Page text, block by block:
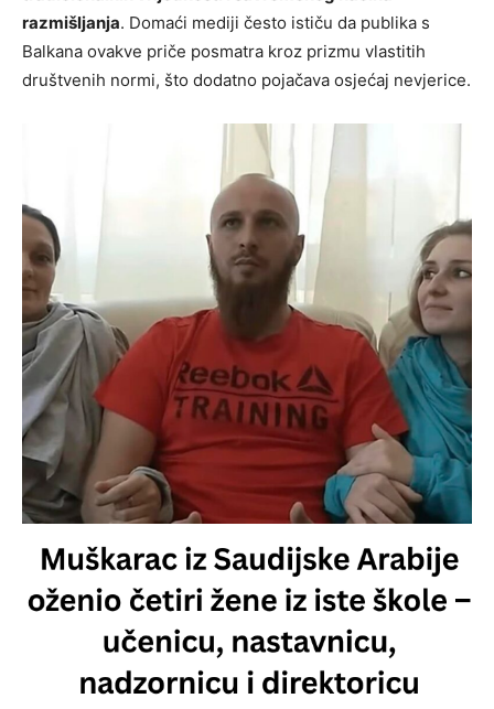
razmišljanja. Domaći mediji često ističu da publika s
Balkana ovakve priče posmatra kroz prizmu vlastitih
društvenih normi, što dodatno pojačava osjećaj nevjerice.